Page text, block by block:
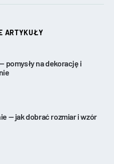
ARTYKUŁY
pomysły na dekorację i
— jak dobrać rozmiar i wzór